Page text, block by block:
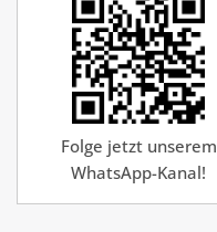
Folge jetzt unserem
WhatsApp-Kanal!